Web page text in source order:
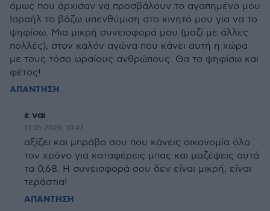
όμως που άρχισαν να προσβάλουν το αγαπημένο μου
Ισραήλ το βάζω υπενθύμιση στο κινητό μου για να το
ψηφίσω. Μια μικρή συνεισφορά μου (μαζί με άλλες
πολλές), στον καλόν αγώνα που κάνει αυτή η χώρα
με τους τόσο ωραίους ανθρώπους. Θα το ψηφίσω και
φέτος!
ΑΠΑΝΤΗΣΗ
ε ναι
13.05.2026, 10:47
αξίζει και μπράβο σου που κάνεις οικονομία όλο
τον χρόνο για καταφέρεις μπας και μαζέψεις αυτά
τα 0,68. Η συνεισφορά σου δεν είναι μικρή, είναι
τεράστια!
ΑΠΑΝΤΗΣΗ